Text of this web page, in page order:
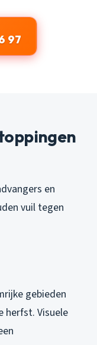
97
en
vuil tegen
gebieden
herfst. Visuele